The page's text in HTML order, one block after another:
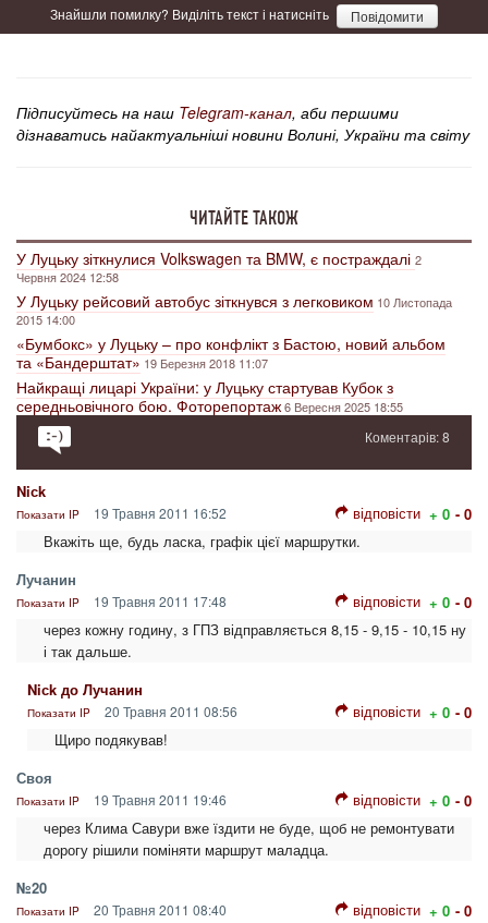
Знайшли помилку? Виділіть текст і натисніть Повідомити
Підписуйтесь на наш Telegram-канал, аби першими
дізнаватись найактуальніші новини Волині, України та світу
ЧИТАЙТЕ ТАКОЖ
У Луцьку зіткнулися Volkswagen та BMW, є постраждалі 2
Червня 2024 12:58
У Луцьку рейсовий автобус зіткнувся з легковиком 10 Листопада
2015 14:00
«Бумбокс» у Луцьку – про конфлікт з Бастою, новий альбом
та «Бандерштат» 19 Березня 2018 11:07
Найкращі лицарі України: у Луцьку стартував Кубок з
середньовічного бою. Фоторепортаж6 Вересня 2025 18:55
Коментарів: 8
Niсk
Показати IP 19 Травня 2011 16:52 відповісти + 0 - 0
Вкажіть ще, будь ласка, графік цієї маршрутки.
Лучанин
Показати IP 19 Травня 2011 17:48 відповісти + 0 - 0
через кожну годину, з ГПЗ відправляється 8,15 - 9,15 - 10,15 ну
і так дальше.
Niсk до Лучанин
Показати IP 20 Травня 2011 08:56 відповісти + 0 - 0
Щиро подякував!
Своя
Показати IP 19 Травня 2011 19:46 відповісти + 0 - 0
через Клима Савури вже їздити не буде, щоб не ремонтувати
дорогу рішили поміняти маршрут маладца.
№20
Показати IP 20 Травня 2011 08:40 відповісти + 0 - 0